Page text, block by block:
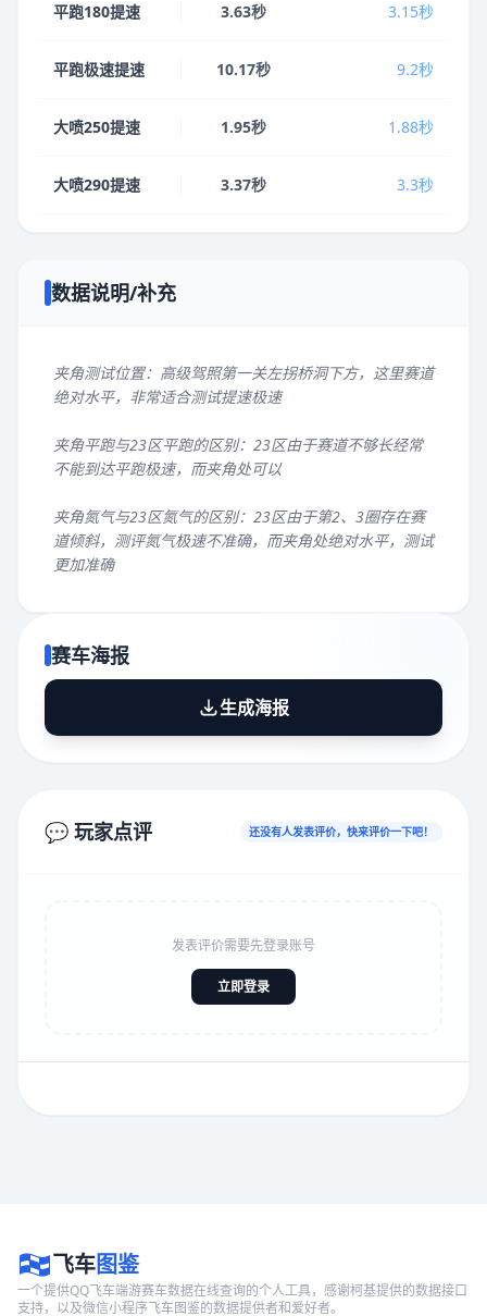
平跑180提速 3.63秒 3.15秒
平跑极速提速 10.17秒 9.2秒
大喷250提速 1.95秒 1.88秒
大喷290提速 3.37秒 3.3秒
数据说明/补充
夹角测试位置：高级驾照第一关左拐桥洞下方，这里赛道
绝对水平，非常适合测试提速极速
夹角平跑与23区平跑的区别：23区由于赛道不够长经常
不能到达平跑极速，而夹角处可以
夹角氮气与23区氮气的区别：23区由于第2、3圈存在赛
道倾斜，测评氮气极速不准确，而夹角处绝对水平，测试
更加准确
赛车海报
生成海报
💬 玩家点评 还没有人发表评价，快来评价一下吧！
发表评价需要先登录账号
立即登录
飞车图鉴
一个提供QQ飞车端游赛车数据在线查询的个人工具，感谢柯基提供的数据接口
支持，以及微信小程序飞车图鉴的数据提供者和爱好者。